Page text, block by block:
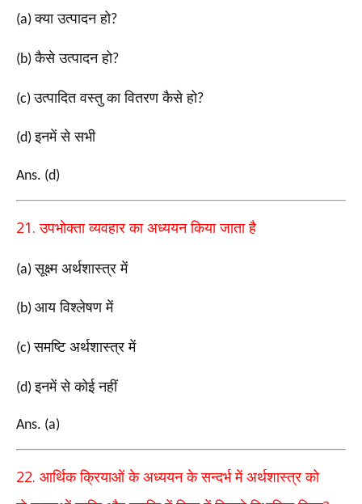
(a)क्या उत्पादन हो?
(b)कैसे उत्पादन हो?
(c)उत्पादित वस्तु का वितरण कैसे हो?
(d)इनमें से सभी
Ans. (d)
21.उपभोक्ता व्यवहार का अध्ययन किया जाता है
(a)सूक्ष्म अर्थशास्त्र में
(b) आय विश्लेषण में
(c)समष्टि अर्थशास्त्र में
(d)इनमें से कोई नहीं
Ans. (a)
22. आर्थिक क्रियाओं के अध्ययन के सन्दर्भ में अर्थशास्त्र को